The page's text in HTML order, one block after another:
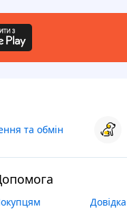
та обмін
Довідка